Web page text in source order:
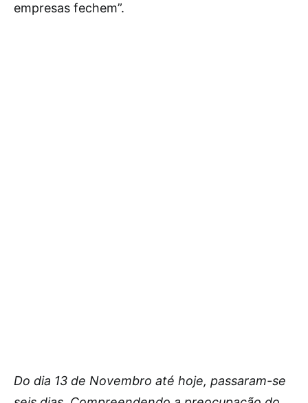
empresas fechem”.
Do dia 13 de Novembro até hoje, passaram-se